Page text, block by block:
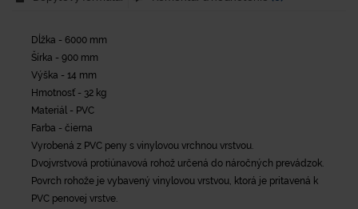
Dĺžka - 6000 mm
Šírka - 900 mm
Výška - 14 mm
Hmotnosť - 32 kg
Materiál - PVC
Farba - čierna
Vyrobená z PVC peny s vinylovou vrchnou vrstvou.
Dvojvrstvová protiúnavová rohož určená do náročných prevádzok.
Povrch rohože je vybavený vinylovou vrstvou, ktorá je pritavená k
PVC penovej vrstve.